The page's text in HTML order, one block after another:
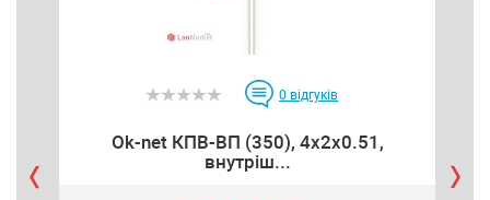
0 відгуків
Ok-net КПВ-ВП (350), 4x2x0.51,
внутріш...